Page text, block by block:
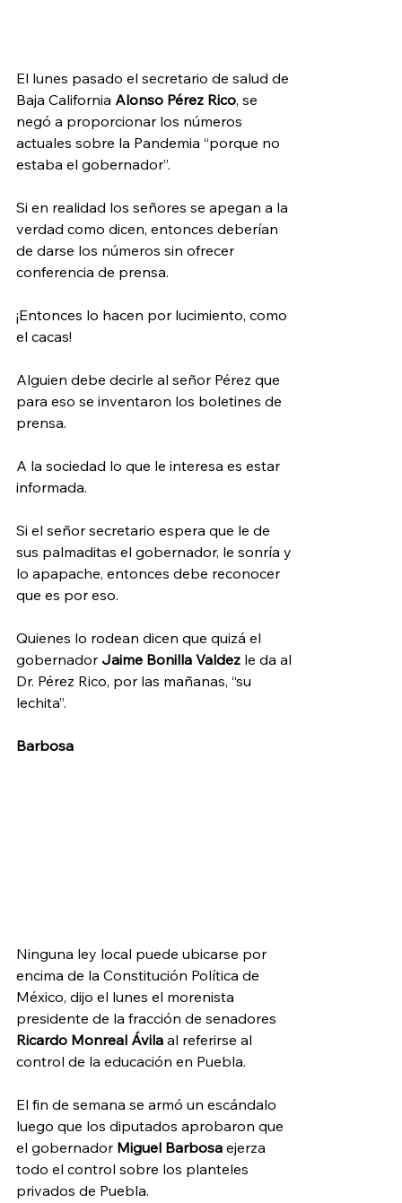
El lunes pasado el secretario de salud de
Baja California Alonso Pérez Rico, se
negó a proporcionar los números
actuales sobre la Pandemia “porque no
estaba el gobernador”.
Si en realidad los señores se apegan a la
verdad como dicen, entonces deberían
de darse los números sin ofrecer
conferencia de prensa.
¡Entonces lo hacen por lucimiento, como
el cacas!
Alguien debe decirle al señor Pérez que
para eso se inventaron los boletines de
prensa.
A la sociedad lo que le interesa es estar
informada.
Si el señor secretario espera que le de
sus palmaditas el gobernador, le sonría y
lo apapache, entonces debe reconocer
que es por eso.
Quienes lo rodean dicen que quizá el
gobernador Jaime Bonilla Valdez le da al
Dr. Pérez Rico, por las mañanas, “su
lechita”.
Barbosa
Ninguna ley local puede ubicarse por
encima de la Constitución Política de
México, dijo el lunes el morenista
presidente de la fracción de senadores
Ricardo Monreal Ávila al referirse al
control de la educación en Puebla.
El fin de semana se armó un escándalo
luego que los diputados aprobaron que
el gobernador Miguel Barbosa ejerza
todo el control sobre los planteles
privados de Puebla.